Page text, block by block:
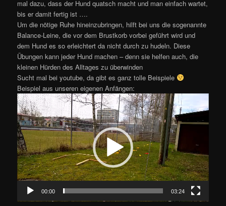
mal dazu, dass der Hund quatsch macht und man einfach wartet,
bis er damit fertig ist ….
Um die nötige Ruhe hineinzubringen, hilft bei uns die sogenannte
Balance-Leine, die vor dem Brustkorb vorbei geführt wird und
dem Hund es so erleichtert da nicht durch zu hudeln. Diese
Übungen kann jeder Hund machen – denn sie helfen auch, die
kleinen Hürden des Alltages zu überwinden
Sucht mal bei youtube, da gibt es ganz tolle Beispiele
Beispiel aus unseren eigenen Anfängen:
Video-
Player
00:00 03:24